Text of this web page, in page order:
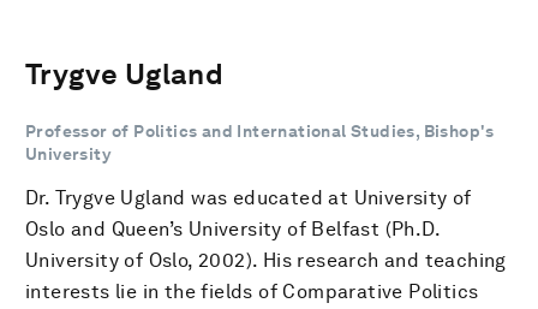
Trygve Ugland
Professor of Politics and International Studies, Bishop's
University
Dr. Trygve Ugland was educated at University of
Oslo and Queen’s University of Belfast (Ph.D.
University of Oslo, 2002). His research and teaching
interests lie in the fields of Comparative Politics